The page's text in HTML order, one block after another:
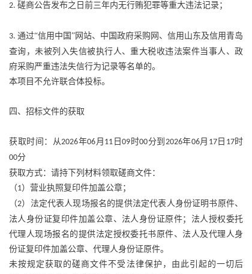
2. 磋商公告发布之日前三年内无行贿犯罪等重大违法记录；
3. 通过“信用中国”网站、中国政府采购网、信用山东及信用青岛
查询，未被列入失信被执行人、重大税收违法案件当事人、政
府采购严重违法失信行为记录等名单的。
本项目不允许联合体投标。
四、招标文件的获取
获取时间：从2026年06月 11 日 09 时00分到 2026年06月 17日 17时
00分
获取方式：请持下列材料领取磋商文件：
（1）营业执照复印件加盖公章；
（2）法定代表人现场报名的提供法定代表人身份证明书原件、
法人身份证复印件加盖公章、法人身份证原件；法人授权委托
代理人现场报名的提供法定授权委托书原件、法人及代理人身
份证复印件加盖公章、代理人身份证原件。
未按规定获取的磋商文件不受法律保护，由此引起的一切后